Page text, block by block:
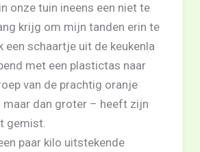
onze tuin ineens een niet te
krijg om mijn tanden erin te
een schaartje uit de keukenla
met een plastictas naar
van de prachtig oranje
maar dan groter – heeft zijn
gemist.
paar kilo uitstekende